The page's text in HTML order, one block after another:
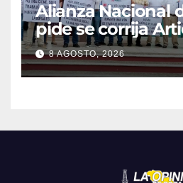
Alianza Nacional
pide se corrija
8 AGOSTO, 2026